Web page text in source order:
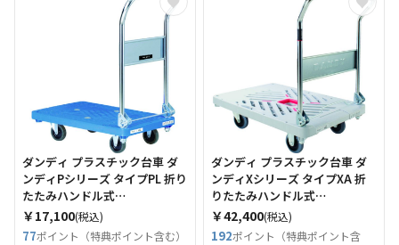
ダンディ プラスチック台車 ダ
ンディPシリーズ タイプPL 折り
たたみハンドル式
W720×D465 （Tcode：
2082182）
￥17,100(税込)
77ポイント（特典ポイント含む）
ダンディ プラスチック台車 ダ
ンディXシリーズ タイプXA 折
りたたみハンドル式
W935×D605 （Tcode：
2082088）
￥42,400(税込)
192ポイント（特典ポイント含